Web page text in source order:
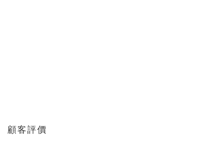
顧客評價